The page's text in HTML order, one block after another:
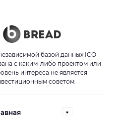
базой данных ICO
с каким-либо проектом или
интереса не является
советом.